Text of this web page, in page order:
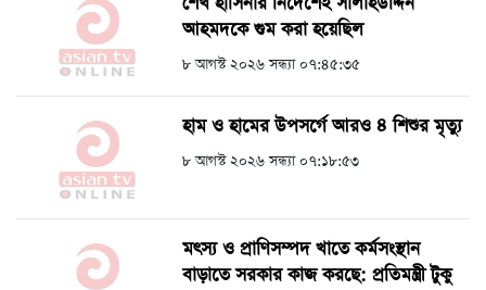
আহমদকে গুম করা হয়েছিল
৮ আগস্ট ২০২৬ সন্ধ্যা ০৭:৪৫:৩৫
হাম ও হামের উপসর্গে আরও ৪ শিশুর মৃত্যু
৮ আগস্ট ২০২৬ সন্ধ্যা ০৭:১৮:৫৩
মৎস্য ও প্রাণিসম্পদ খাতে কর্মসংস্থান
বাড়াতে সরকার কাজ করছে: প্রতিমন্ত্রী টুকু